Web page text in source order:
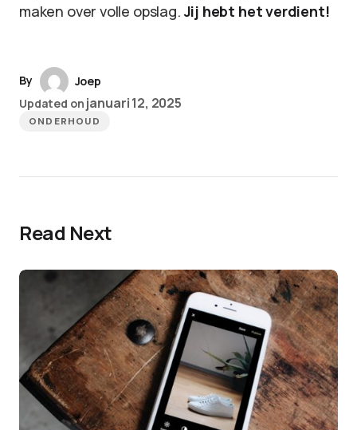
maken over volle opslag.Jij hebt het verdient!
By
Joep
Updated on januari 12, 2025
ONDERHOUD
Read Next